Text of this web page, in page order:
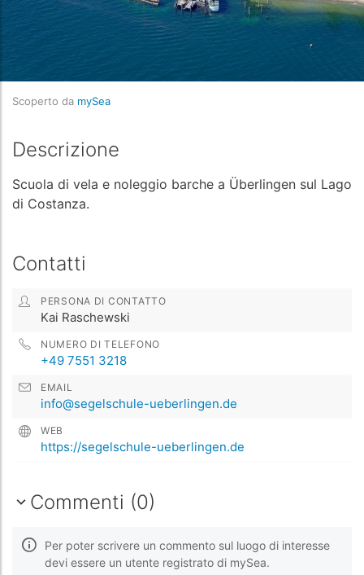
Scoperto da mySea
Descrizione
Scuola di vela e noleggio barche a Überlingen sul Lago
di Costanza.
Contatti
PERSONA DI CONTATTO
Kai Raschewski
NUMERO DI TELEFONO
+49 7551 3218
EMAIL
info@segelschule-ueberlingen.de
WEB
https://segelschule-ueberlingen.de
Commenti (0)
Per poter scrivere un commento sul luogo di interesse
devi essere un utente registrato di mySea.